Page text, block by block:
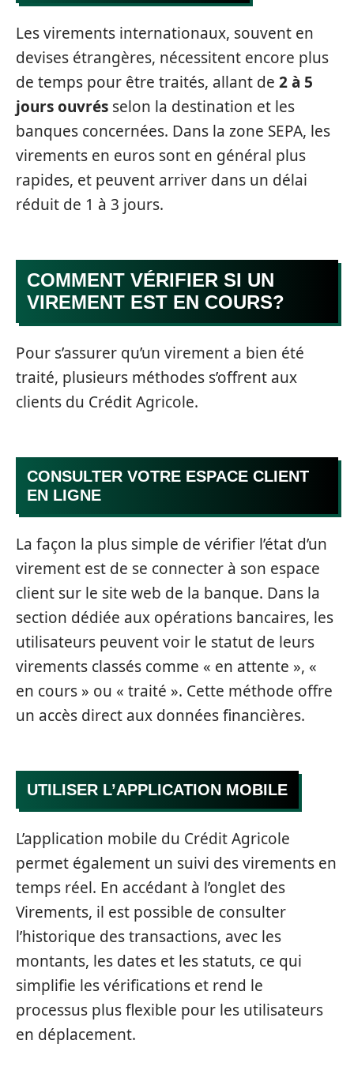
Les virements internationaux, souvent en
devises étrangères, nécessitent encore plus
de temps pour être traités, allant de 2 à 5
jours ouvrés selon la destination et les
banques concernées. Dans la zone SEPA, les
virements en euros sont en général plus
rapides, et peuvent arriver dans un délai
réduit de 1 à 3 jours.
COMMENT VÉRIFIER SI UN
VIREMENT EST EN COURS?
Pour s’assurer qu’un virement a bien été
traité, plusieurs méthodes s’offrent aux
clients du Crédit Agricole.
CONSULTER VOTRE ESPACE CLIENT
EN LIGNE
La façon la plus simple de vérifier l’état d’un
virement est de se connecter à son espace
client sur le site web de la banque. Dans la
section dédiée aux opérations bancaires, les
utilisateurs peuvent voir le statut de leurs
virements classés comme « en attente », «
en cours » ou « traité ». Cette méthode offre
un accès direct aux données financières.
UTILISER L’APPLICATION MOBILE
L’application mobile du Crédit Agricole
permet également un suivi des virements en
temps réel. En accédant à l’onglet des
Virements, il est possible de consulter
l’historique des transactions, avec les
montants, les dates et les statuts, ce qui
simplifie les vérifications et rend le
processus plus flexible pour les utilisateurs
en déplacement.